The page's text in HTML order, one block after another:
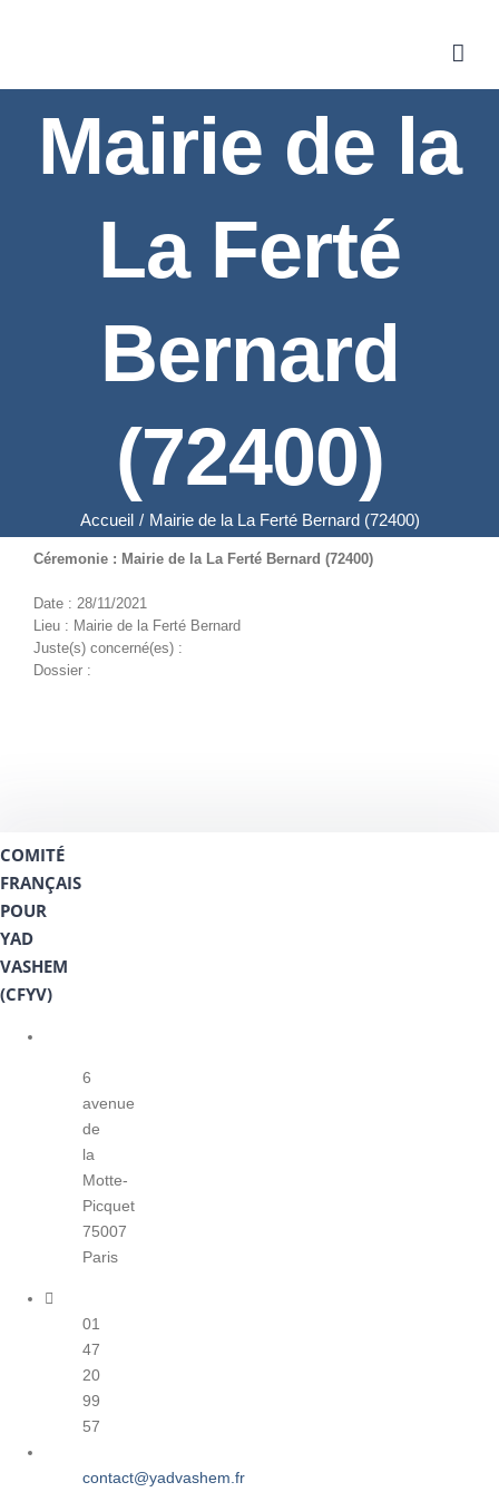
Mairie de la
La Ferté
Bernard
(72400)
Accueil / Mairie de la La Ferté Bernard (72400)
Céremonie : Mairie de la La Ferté Bernard (72400)
Date : 28/11/2021
Lieu : Mairie de la Ferté Bernard
Juste(s) concerné(es) :
Dossier :
COMITÉ
FRANÇAIS
POUR
YAD
VASHEM
(CFYV)
6
avenue
de
la
Motte-
Picquet
75007
Paris
01
47
20
99
57
contact@yadvashem.fr